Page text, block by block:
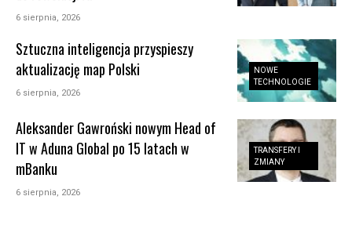
6 sierpnia, 2026
NOWE
TECHNOLOGIE
Sztuczna inteligencja przyspieszy
aktualizację map Polski
6 sierpnia, 2026
TRANSFERY I
ZMIANY
Aleksander Gawroński nowym Head of
IT w Aduna Global po 15 latach w
mBanku
6 sierpnia, 2026